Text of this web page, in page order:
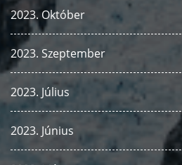
2023. Október
2023. Szeptember
2023. Július
2023. Június